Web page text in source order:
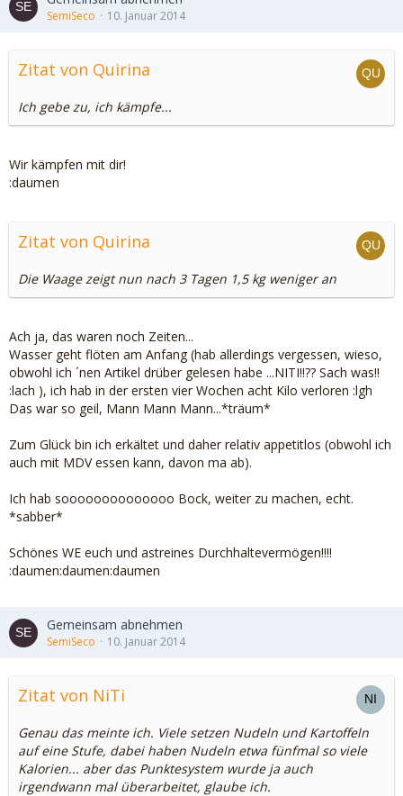
SemiSeco 10. Januar 2014
Zitat von Quirina
Ich gebe zu, ich kämpfe...
Wir kämpfen mit dir!
:daumen
Zitat von Quirina
Die Waage zeigt nun nach 3 Tagen 1,5 kg weniger an
Ach ja, das waren noch Zeiten...
Wasser geht flöten am Anfang (hab allerdings vergessen, wieso,
obwohl ich ´nen Artikel drüber gelesen habe ...NITI!!?? Sach was!!
:lach ), ich hab in der ersten vier Wochen acht Kilo verloren :lgh
Das war so geil, Mann Mann Mann...*träum*
Zum Glück bin ich erkältet und daher relativ appetitlos (obwohl ich
auch mit MDV essen kann, davon ma ab).
Ich hab soooooooooooooo Bock, weiter zu machen, echt.
*sabber*
Schönes WE euch und astreines Durchhaltevermögen!!!!
:daumen:daumen:daumen
Gemeinsam abnehmen
SemiSeco 10. Januar 2014
Zitat von NiTi
Genau das meinte ich. Viele setzen Nudeln und Kartoffeln
auf eine Stufe, dabei haben Nudeln etwa fünfmal so viele
Kalorien... aber das Punktesystem wurde ja auch
irgendwann mal überarbeitet, glaube ich.